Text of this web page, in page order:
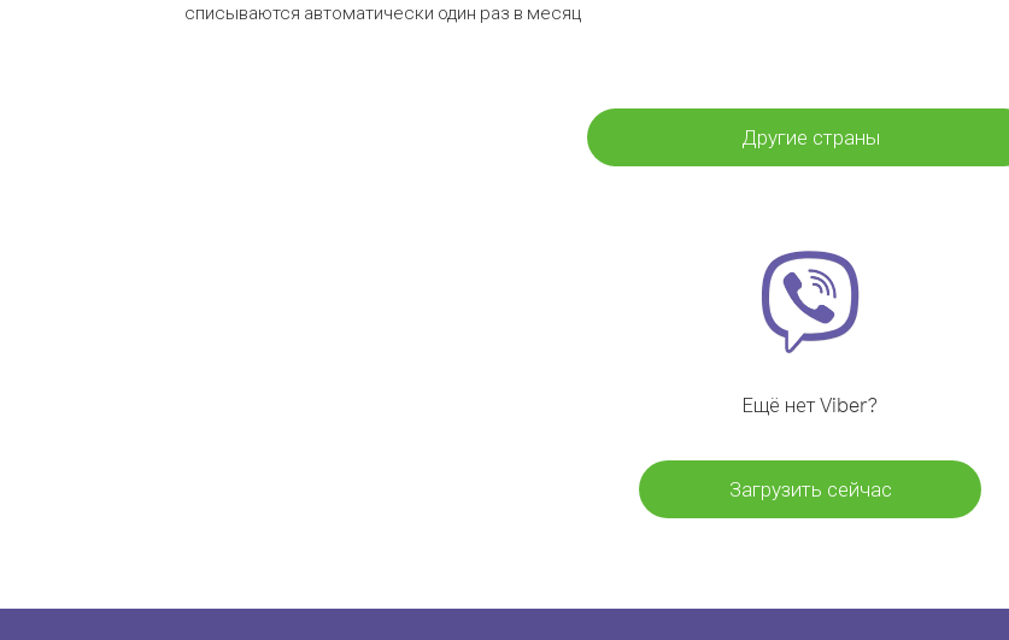
списываются автоматически один раз в месяц
Другие страны
Ещё нет Viber?
Загрузить сейчас